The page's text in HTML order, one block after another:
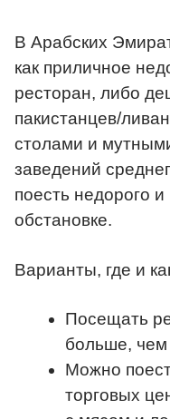
В Арабских
как приличное
ресторан, либо
пакистанцев/
столами и
заведений
поесть недорого
обстановке.
Варианты, где и
Посещать
больше, чем
Можно
торговых